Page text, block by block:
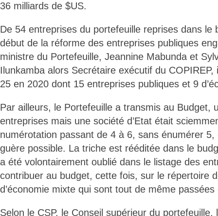
36 milliards de $US.
De 54 entreprises du portefeuille reprises dans le
début de la réforme des entreprises publiques
ministre du Portefeuille, Jeannine Mabunda et
Ilunkamba alors Secrétaire exécutif du COPIREP,
25 en 2020 dont 15 entreprises publiques et 9
Par ailleurs, le Portefeuille a transmis au Budget,
entreprises mais une société d’Etat était
numérotation passant de 4 à 6, sans énumérer 5,
guère possible. La triche est rééditée dans le
a été volontairement oublié dans le listage des
contribuer au budget, cette fois, sur le répertoire
d’économie mixte qui sont tout de même
Selon le CSP, le Conseil supérieur du